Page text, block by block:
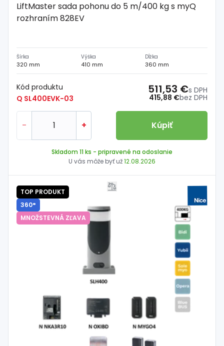
LiftMaster sada pohonu do 5 m/400 kg s myQ
rozhraním 828EV
Šírka
320 mm
Výška
410 mm
Dĺžka
360 mm
Kód produktu
Q SL400EVK-03
415,88 €bez DPH
511,53 €s DPH
- + Kúpiť
Skladom 11 ks - pripravené na odoslanie
U vás môže byť už12.08.2026
TOP PRODUKT
360°
MNOŽSTEVNÁ ZĽAVA